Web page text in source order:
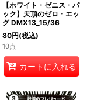
【ホワイト・ゼニス・パ
ック】天頂のゼロ・エッ
グ DMX13_15/36
80円(税込)
10点
カートに入れる